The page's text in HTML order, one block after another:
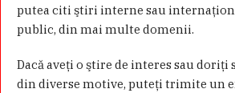
putea citi ştiri interne sau
public, din mai multe domenii.
Dacă aveţi o ştire de interes sau doriţi
din diverse motive, puteţi trimite un